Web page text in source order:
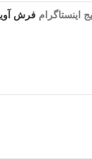
اینستاگرام فرش